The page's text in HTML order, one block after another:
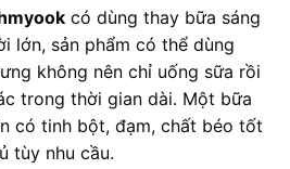
có dùng thay bữa sáng
lớn, sản phẩm có thể dùng
không nên chỉ uống sữa rồi
trong thời gian dài. Một bữa
có tinh bột, đạm, chất béo tốt
tùy nhu cầu.